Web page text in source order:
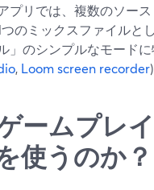
プリでは、複数のソー
のミックスファイルと
」のシンプルなモード
, Loom screen recorder)
ームプレ
使うのか？